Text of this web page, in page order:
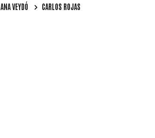
ANA VEYDÓ CARLOS ROJAS